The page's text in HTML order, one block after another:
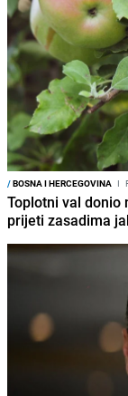
/BOSNA I HERCEGOVINA I
Toplotni val donio
prijeti zasadima